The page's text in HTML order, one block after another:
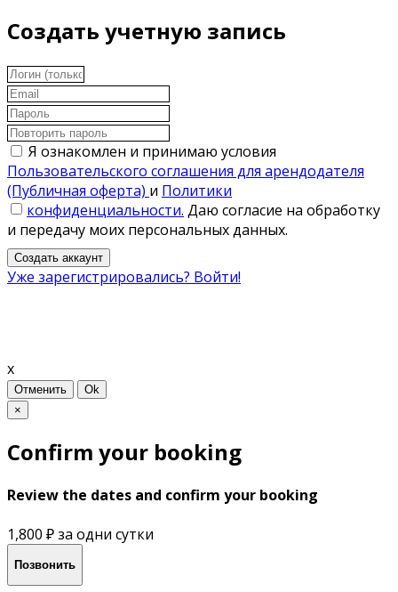
Создать учетную запись
Я ознакомлен и принимаю условия
Пользовательского соглашения для арендодателя
(Публичная оферта) и Политики
конфиденциальности. Даю согласие на обработку
и передачу моих персональных данных.
Создать аккаунт
Уже зарегистрировались? Войти!
x
Отменить
Ok
×
Confirm your booking
Review the dates and confirm your booking
1,800 ₽за одни сутки
Позвонить